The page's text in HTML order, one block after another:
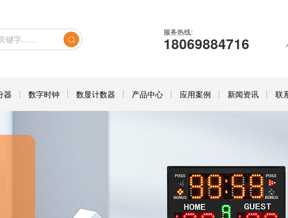
服务热线:
18069884716
器 数字时钟 数显计数器 产品中心 应用案例 新闻资讯 联